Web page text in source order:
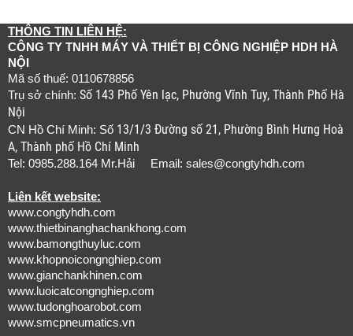
THÔNG TIN LIÊN HỆ:
CÔNG TY TNHH MÁY VÀ THIẾT BỊ CÔNG NGHIỆP HDH HÀ
NỘI
Mã số thuế: 0110678856
Trụ sở chính: Số 143 Phố Yên lạc, Phường Vĩnh Tuy, Thành Phố Hà
Nội
CN Hồ Chí Minh: Số 13/1/3 Đường số 21, Phường Bình Hưng Hoà
A, Thành phố Hồ Chí Minh
Tel: 0985.288.164 Mr.Hải Email: sales@congtyhdh.com
Liên kết website:
www.congtyhdh.com
www.thietbinanghachankhong.com
www.bamongthuyluc.com
www.khopnoicongnghiep.com
www.gianchankhinen.com
www.luoicatcongnghiep.com
www.tudonghoarobot.com
www.smcpneumatics.vn